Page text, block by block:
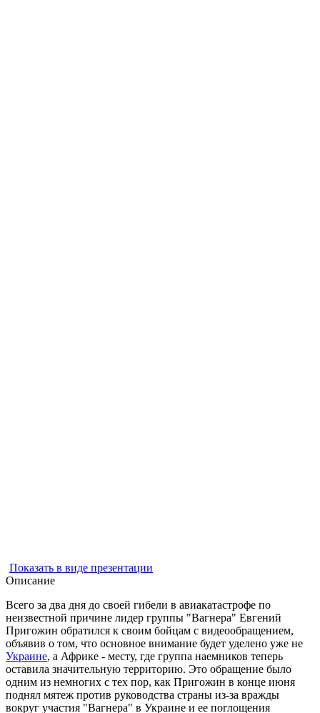
Показать в виде презентации
Описание
Всего за два дня до своей гибели в авиакатастрофе по
неизвестной причине лидер группы "Вагнера" Евгений
Пригожин обратился к своим бойцам с видеообращением,
объявив о том, что основное внимание будет уделено уже не
Украине, а Африке - месту, где группа наемников теперь
оставила значительную территорию. Это обращение было
одним из немногих с тех пор, как Пригожин в конце июня
поднял мятеж против руководства страны из-за вражды
вокруг участия "Вагнера" в Украине и ее поглощения